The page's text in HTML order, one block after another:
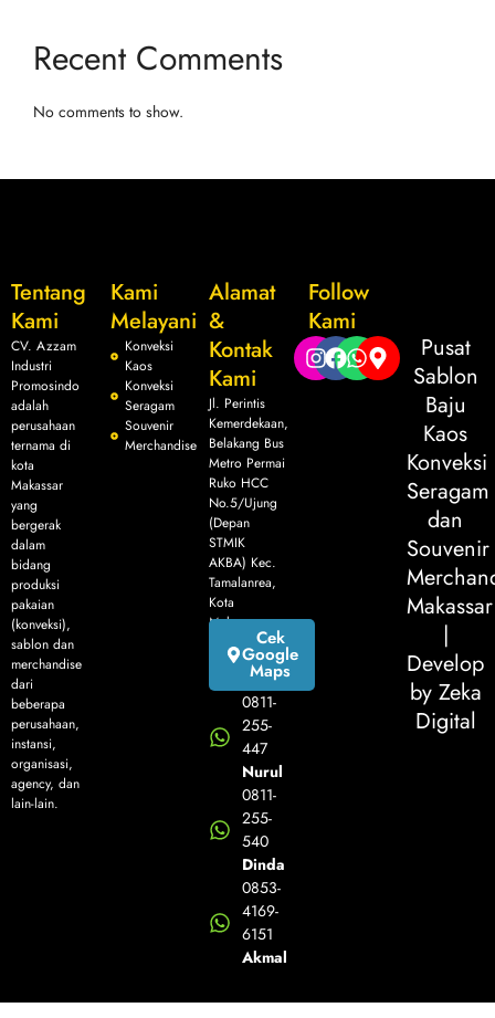
Recent Comments
No comments to show.
Tentang
Kami
CV. Azzam
Industri
Promosindo
adalah
perusahaan
ternama di
kota
Makassar
yang
bergerak
dalam
bidang
produksi
pakaian
(konveksi),
sablon dan
merchandise
dari
beberapa
perusahaan,
instansi,
organisasi,
agency, dan
lain-lain.
Kami
Melayani
Konveksi
Kaos
Konveksi
Seragam
Souvenir
Merchandise
Alamat
&
Kontak
Kami
Jl. Perintis
Kemerdekaan,
Belakang Bus
Metro Permai
Ruko HCC
No.5/Ujung
(Depan
STMIK
AKBA) Kec.
Tamalanrea,
Kota
Makassar
Cek
Google
Maps
0811-
255-
447
Nurul
0811-
255-
540
Dinda
0853-
4169-
6151
Akmal
Follow
Kami
Pusat
Sablon
Baju
Kaos
Konveksi
Seragam
dan
Souvenir
Makassar
|
Develop
by Zeka
Digital